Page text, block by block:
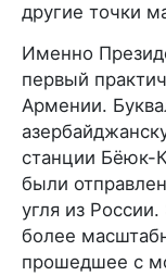
другие точки
Именно
первый
Армении.
станции Бёюк-
были
угля из
более
прошедшее с